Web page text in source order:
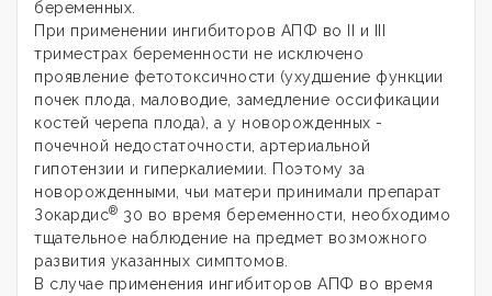
беременных.
При применении ингибиторов АПФ во II и III
триместрах беременности не исключено
проявление фетотоксичности (ухудшение функции
почек плода, маловодие, замедление оссификации
костей черепа плода), а у новорожденных -
почечной недостаточности, артериальной
гипотензии и гиперкалиемии. Поэтому за
новорожденными, чьи матери принимали препарат
Зокардис® 30 во время беременности, необходимо
тщательное наблюдение на предмет возможного
развития указанных симптомов.
В случае применения ингибиторов АПФ во время